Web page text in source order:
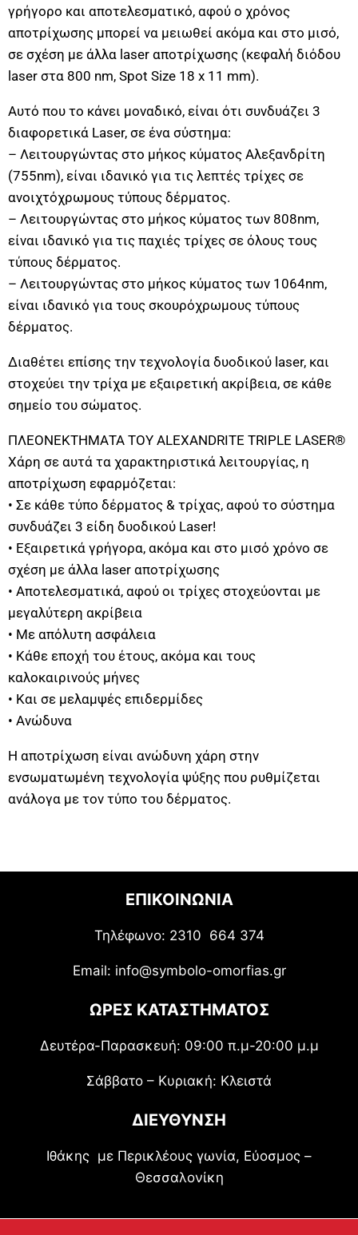
γρήγορο και αποτελεσματικό, αφού ο χρόνος
αποτρίχωσης μπορεί να μειωθεί ακόμα και στο μισό,
σε σχέση με άλλα laser αποτρίχωσης (κεφαλή διόδου
laser στα 800 nm, Spot Size 18 x 11 mm).
Αυτό που το κάνει μοναδικό, είναι ότι συνδυάζει 3
διαφορετικά Laser, σε ένα σύστημα:
– Λειτουργώντας στο μήκος κύματος Αλεξανδρίτη
(755nm), είναι ιδανικό για τις λεπτές τρίχες σε
ανοιχτόχρωμους τύπους δέρματος.
– Λειτουργώντας στο μήκος κύματος των 808nm,
είναι ιδανικό για τις παχιές τρίχες σε όλους τους
τύπους δέρματος.
– Λειτουργώντας στο μήκος κύματος των 1064nm,
είναι ιδανικό για τους σκουρόχρωμους τύπους
δέρματος.
Διαθέτει επίσης την τεχνολογία δυοδικού laser, και
στοχεύει την τρίχα με εξαιρετική ακρίβεια, σε κάθε
σημείο του σώματος.
ΠΛΕΟΝΕΚΤΗΜΑΤΑ TOY ALEXANDRITE TRIPLE LASER®
Χάρη σε αυτά τα χαρακτηριστικά λειτουργίας, η
αποτρίχωση εφαρμόζεται:
• Σε κάθε τύπο δέρματος & τρίχας, αφού το σύστημα
συνδυάζει 3 είδη δυοδικού Laser!
• Εξαιρετικά γρήγορα, ακόμα και στο μισό χρόνο σε
σχέση με άλλα laser αποτρίχωσης
• Αποτελεσματικά, αφού οι τρίχες στοχεύονται με
μεγαλύτερη ακρίβεια
• Με απόλυτη ασφάλεια
• Κάθε εποχή του έτους, ακόμα και τους
καλοκαιρινούς μήνες
• Και σε μελαμψές επιδερμίδες
• Ανώδυνα
Η αποτρίχωση είναι ανώδυνη χάρη στην
ενσωματωμένη τεχνολογία ψύξης που ρυθμίζεται
ανάλογα με τον τύπο του δέρματος.
ΕΠΙΚΟΙΝΩΝΙΑ
Τηλέφωνο: 2310 664 374
Email: info@symbolo-omorfias.gr
ΩΡΕΣ ΚΑΤΑΣΤΗΜΑΤΟΣ
Δευτέρα-Παρασκευή: 09:00 π.μ-20:00 μ.μ
Σάββατο – Κυριακή: Κλειστά
ΔΙΕΥΘΥΝΣΗ
Ιθάκης με Περικλέους γωνία, Εύοσμος –
Θεσσαλονίκη